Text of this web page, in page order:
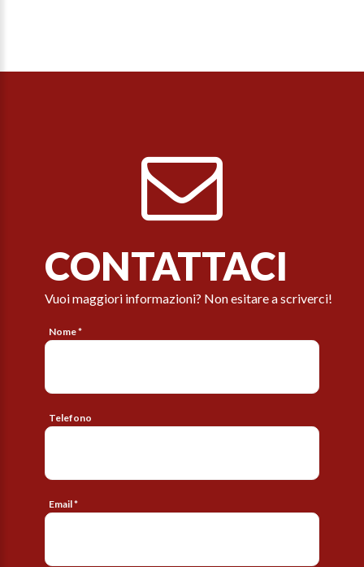
CONTATTACI
Vuoi maggiori informazioni? Non esitare a scriverci!
Nome *
Telefono
Email *